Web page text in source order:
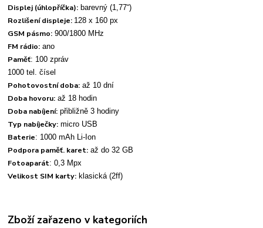
Displej (úhlopříčka): barevný (1,77“)
Rozlišení displeje: 128 x 160 px
GSM pásmo: 900/1800 MHz
FM rádio: ano
Paměť: 100 zpráv
1000 tel. čísel
Pohotovostní doba: až 10 dní
Doba hovoru: až 18 hodin
Doba nabíjení: přibližně 3 hodiny
Typ nabíječky: micro USB
Baterie: 1000 mAh Li-Ion
Podpora paměť. karet: až do 32 GB
Fotoaparát: 0,3 Mpx
Velikost SIM karty: klasická (2ff)
Zboží zařazeno v kategoriích